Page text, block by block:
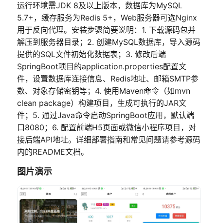
运行环境需JDK 8及以上版本，数据库为MySQL
5.7+，缓存服务为Redis 5+，Web服务器可选Nginx
用于反向代理。安装步骤简要说明：1. 下载源码包并
解压到服务器目录；2. 创建MySQL数据库，导入源码
提供的SQL文件初始化数据表；3. 修改后端
SpringBoot项目的application.properties配置文
件，设置数据库连接信息、Redis地址、邮箱SMTP参
数、对象存储密钥等；4. 使用Maven命令（如mvn
clean package）构建项目，生成可执行的JAR文
件；5. 通过Java命令启动SpringBoot应用，默认端
口8080；6. 配置前端H5页面或微信小程序项目，对
接后端API地址。详细部署指南和常见问题请参考源码
内的README文档。
图片演示